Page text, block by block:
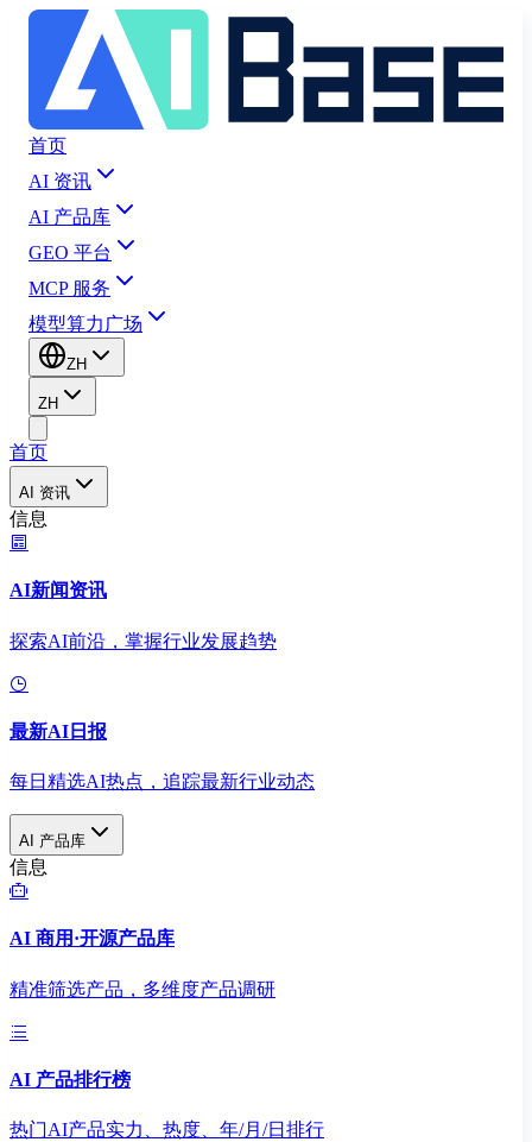
首页
AI 资讯
AI 产品库
GEO 平台
MCP 服务
模型算力广场
ZH
ZH
首页
AI 资讯
信息
AI新闻资讯
探索AI前沿，掌握行业发展趋势
最新AI日报
每日精选AI热点，追踪最新行业动态
AI 产品库
信息
AI 商用·开源产品库
精准筛选产品，多维度产品调研
AI 产品排行榜
热门AI产品实力、热度、年/月/日排行